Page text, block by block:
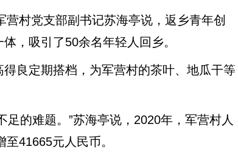
村党支部副书记苏海亭说，返乡青年创
，吸引了50余名年轻人回乡。
良定期搭档，为军营村的茶叶、地瓜干等
的难题。”苏海亭说，2020年，军营村人
41665元人民币。